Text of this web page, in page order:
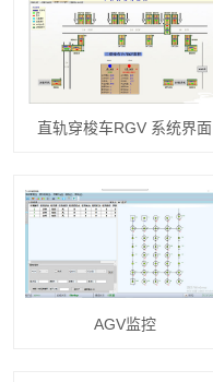
直轨穿梭车RGV 系统界面
AGV监控